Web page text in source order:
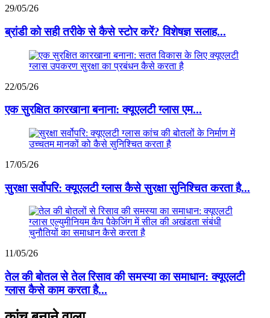
29/05/26
ब्रांडी को सही तरीके से कैसे स्टोर करें? विशेषज्ञ सलाह...
22/05/26
एक सुरक्षित कारखाना बनाना: क्यूएलटी ग्लास एम...
17/05/26
सुरक्षा सर्वोपरि: क्यूएलटी ग्लास कैसे सुरक्षा सुनिश्चित करता है...
11/05/26
तेल की बोतल से तेल रिसाव की समस्या का समाधान: क्यूएलटी
ग्लास कैसे काम करता है...